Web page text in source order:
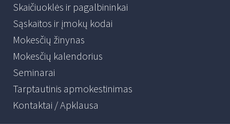
Skaičiuoklės ir pagalbininkai
Sąskaitos ir įmokų kodai
Mokesčių žinynas
Mokesčių kalendorius
Seminarai
Tarptautinis apmokestinimas
Kontaktai / Apklausa